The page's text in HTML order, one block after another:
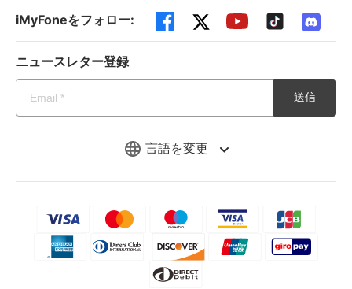
言語を変更
iMyFoneをフォロー:
ニュースレター登録
送信